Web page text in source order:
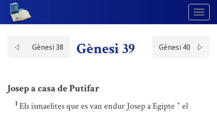
Gènesi 38 Gènesi 39 Gènesi 40
Josep a casa de Putifar
1 Els ismaelites que es van endur Josep a Egipte * el